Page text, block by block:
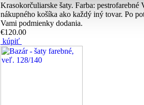
Krasokorčuliarske šaty. Farba:
nákupného košíka ako každý iný tovar. Po
Vami podmienky dodania.
€120.00
kúpiť